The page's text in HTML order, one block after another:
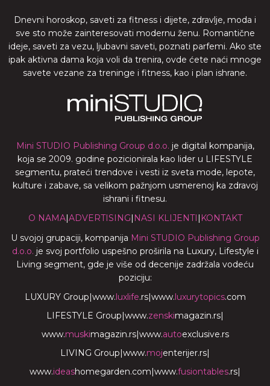
Dnevni horoskop, saveti za fitness i dijete, zdravlje, moda i
sve sto može zainteresovati modernu ženu. Romantične
ideje, saveti za vezu, ljubavni saveti, poznati parfemi. Ako ste
ipak aktivna dama koja voli da trenira, ovde ćete naći mnoge
savete vezane za treninge i fitness, kao i plan ishrane.
Mini STUDIO Publishing Group d.o.o. je digital kompanija,
koja se 2009. godine pozicionirala kao lider u LIFESTYLE
segmentu, prateći trendove i vesti iz sveta mode, lepote,
kulture i zabave, sa velikom pažnjom usmerenoj ka zdravoj
ishrani i fitnesu.
O NAMA|ADVERTISING| NASI KLIJENTI | KONTAKT
U svojoj grupaciji, kompanija Mini STUDIO Publishing Group
d.o.o. je svoj portfolio uspešno proširila na Luxury, Lifestyle i
Living segment, gde je više od decenije zadržala vodeću
poziciju:
LUXURY Group|www.luxlife.rs|www.luxurytopics.com
LIFESTYLE Group|www.zenskimagazin.rs|
www.muskimagazin.rs|www.autoexclusive.rs
LIVING Group|www.mojenterijer.rs|
www.ideashomegarden.com|www.fusiontables.rs|